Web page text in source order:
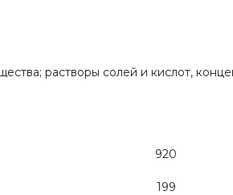
растворы солей и кислот,
920
199